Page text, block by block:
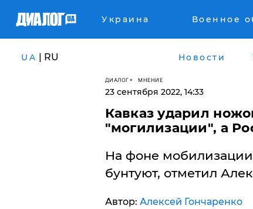
Украина Военное
UA | RU Новости
ДИАЛОГ МНЕНИЕ
23 сентября 2022, 14:33
Кавказ ударил
"могилизации", а
На фоне
бунтуют, отметил
Автор: Алексей Гончаренко